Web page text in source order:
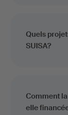
Quels
SUISA?
Comment la
elle